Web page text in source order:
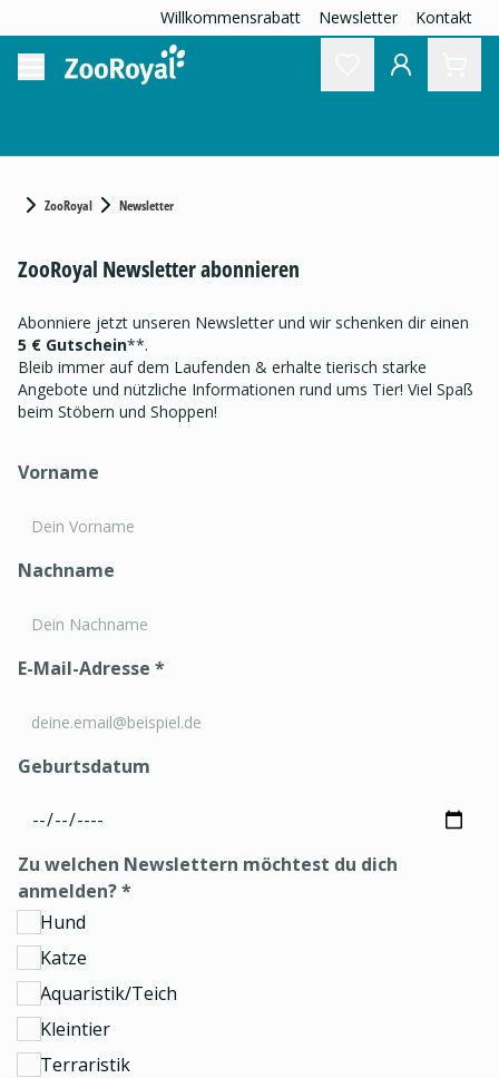
Willkommensrabatt Newsletter Kontakt
ZooRoyal Newsletter
ZooRoyal Newsletter abonnieren
Abonniere jetzt unseren Newsletter und wir schenken dir einen
5 € Gutschein**.
Bleib immer auf dem Laufenden & erhalte tierisch starke
Angebote und nützliche Informationen rund ums Tier! Viel Spaß
beim Stöbern und Shoppen!
Vorname
Nachname
E-Mail-Adresse *
Geburtsdatum
Zu welchen Newslettern möchtest du dich
anmelden?*
Hund
Katze
Aquaristik/Teich
Kleintier
Terraristik